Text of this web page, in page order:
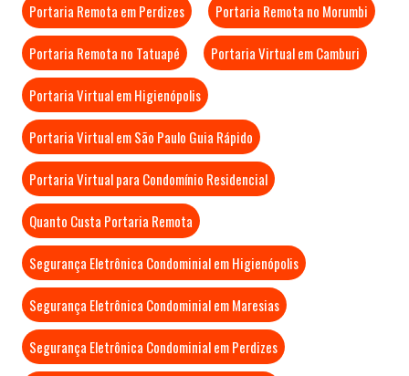
Portaria Remota em Perdizes Portaria Remota no Morumbi
Portaria Remota no Tatuapé Portaria Virtual em Camburi
Portaria Virtual em Higienópolis
Portaria Virtual em São Paulo Guia Rápido
Portaria Virtual para Condomínio Residencial
Quanto Custa Portaria Remota
Segurança Eletrônica Condominial em Higienópolis
Segurança Eletrônica Condominial em Maresias
Segurança Eletrônica Condominial em Perdizes